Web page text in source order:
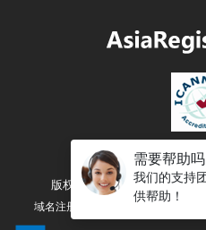
版权所有 (C) 2003-2026 亚洲
域名注册协议 注册人权利和义